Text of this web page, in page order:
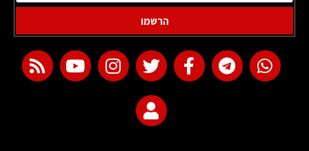
הרשמו